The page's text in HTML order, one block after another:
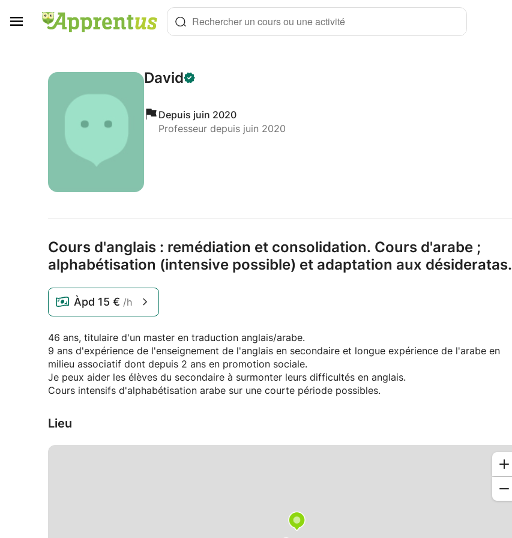
Rechercher un cours ou une activité
David
Depuis juin 2020
Professeur depuis juin 2020
Cours d'anglais : remédiation et consolidation. Cours d'arabe ;
alphabétisation (intensive possible) et adaptation aux désideratas.
Àpd 15 € /h
46 ans, titulaire d'un master en traduction anglais/arabe.
9 ans d'expérience de l'enseignement de l'anglais en secondaire et longue expérience de l'arabe en
milieu associatif dont depuis 2 ans en promotion sociale.
Je peux aider les élèves du secondaire à surmonter leurs difficultés en anglais.
Cours intensifs d'alphabétisation arabe sur une courte période possibles.
Lieu